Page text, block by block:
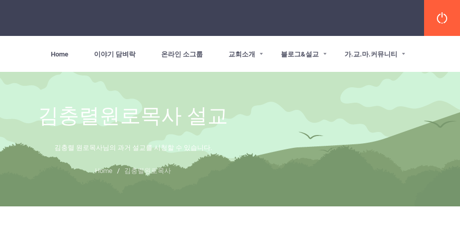
Home 이야기 담벼락 온라인 소그룹 교회소개 블로그&설교 가.교.마.커뮤니티
김충렬원로목사 설교
김충렬 원로목사님의 과거 설교를 시청할 수 있습니다.
Home / 김충렬원로목사